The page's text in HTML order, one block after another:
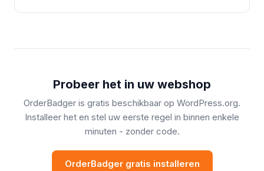
Probeer het in uw webshop
OrderBadger is gratis beschikbaar op WordPress.org.
Installeer het en stel uw eerste regel in binnen enkele
minuten - zonder code.
OrderBadger gratis installeren